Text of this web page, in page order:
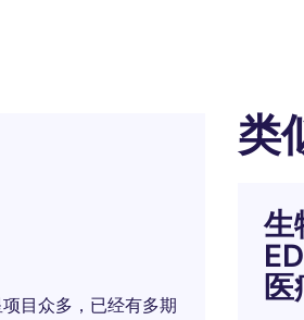
目众多，已经有多期
类
生